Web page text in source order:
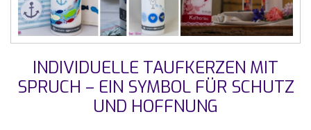
INDIVIDUELLE TAUFKERZEN MIT
SPRUCH – EIN SYMBOL FÜR SCHUTZ
UND HOFFNUNG